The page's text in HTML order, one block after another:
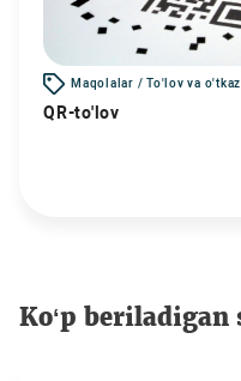
Maqolalar / To'lov va
QR-to'lov
Ko‘p beriladigan